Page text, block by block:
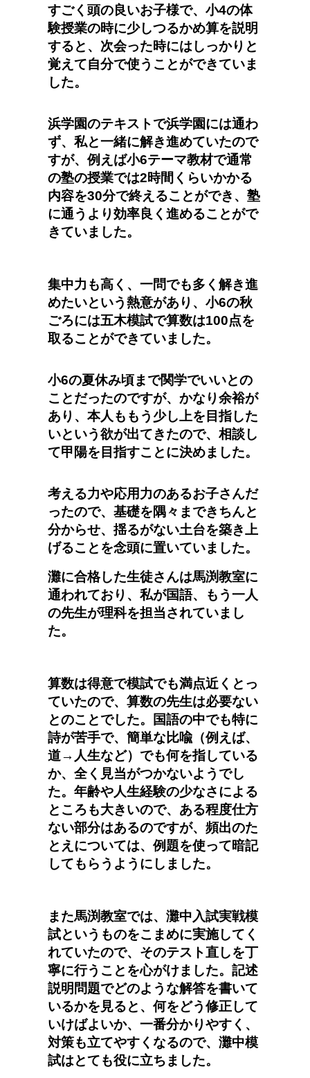
すごく頭の良いお子様で、小4の体
験授業の時に少しつるかめ算を説明
すると、次会った時にはしっかりと
覚えて自分で使うことができていま
した。
浜学園のテキストで浜学園には通わ
ず、私と一緒に解き進めていたので
すが、例えば小6テーマ教材で通常
の塾の授業では2時間くらいかかる
内容を30分で終えることができ、塾
に通うより効率良く進めることがで
きていました。
集中力も高く、一問でも多く解き進
めたいという熱意があり、小6の秋
ごろには五木模試で算数は100点を
取ることができていました。
小6の夏休み頃まで関学でいいとの
ことだったのですが、かなり余裕が
あり、本人ももう少し上を目指した
いという欲が出てきたので、相談し
て甲陽を目指すことに決めました。
考える力や応用力のあるお子さんだ
ったので、基礎を隅々まできちんと
分からせ、揺るがない土台を築き上
げることを念頭に置いていました。
灘に合格した生徒さんは馬渕教室に
通われており、私が国語、もう一人
の先生が理科を担当されていまし
た。
算数は得意で模試でも満点近くとっ
ていたので、算数の先生は必要ない
とのことでした。国語の中でも特に
詩が苦手で、簡単な比喩（例えば、
道→人生など）でも何を指している
か、全く見当がつかないようでし
た。年齢や人生経験の少なさによる
ところも大きいので、ある程度仕方
ない部分はあるのですが、頻出のた
とえについては、例題を使って暗記
してもらうようにしました。
また馬渕教室では、灘中入試実戦模
試というものをこまめに実施してく
れていたので、そのテスト直しを丁
寧に行うことを心がけました。記述
説明問題でどのような解答を書いて
いるかを見ると、何をどう修正して
いけばよいか、一番分かりやすく、
対策も立てやすくなるので、灘中模
試はとても役に立ちました。